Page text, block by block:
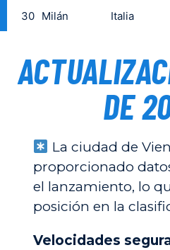
DE
La ciudad de
proporcionado
el lanzamiento, lo
posición en la
Velocidades